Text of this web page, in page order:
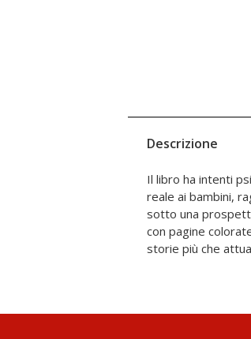
Descrizione
Il libro ha intenti
reale ai bambini,
sotto una
con pagine
storie più che
aumentare il
con le loro
con una buona